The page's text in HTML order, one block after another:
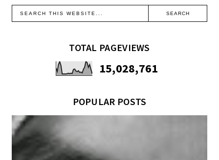
TOTAL PAGEVIEWS
15,028,761
POPULAR POSTS